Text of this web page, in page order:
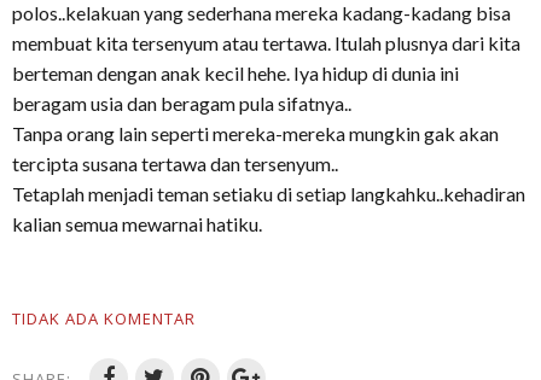
polos..kelakuan yang sederhana mereka kadang-kadang bisa
membuat kita tersenyum atau tertawa. Itulah plusnya dari kita
berteman dengan anak kecil hehe. Iya hidup di dunia ini
beragam usia dan beragam pula sifatnya..
Tanpa orang lain seperti mereka-mereka mungkin gak akan
tercipta susana tertawa dan tersenyum..
Tetaplah menjadi teman setiaku di setiap langkahku..kehadiran
kalian semua mewarnai hatiku.
TIDAK ADA KOMENTAR